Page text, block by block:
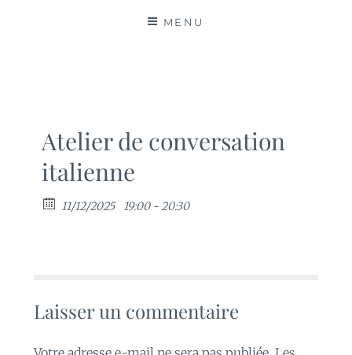
MENU
Atelier de conversation
italienne
11/12/2025 19:00 - 20:30
Laisser un commentaire